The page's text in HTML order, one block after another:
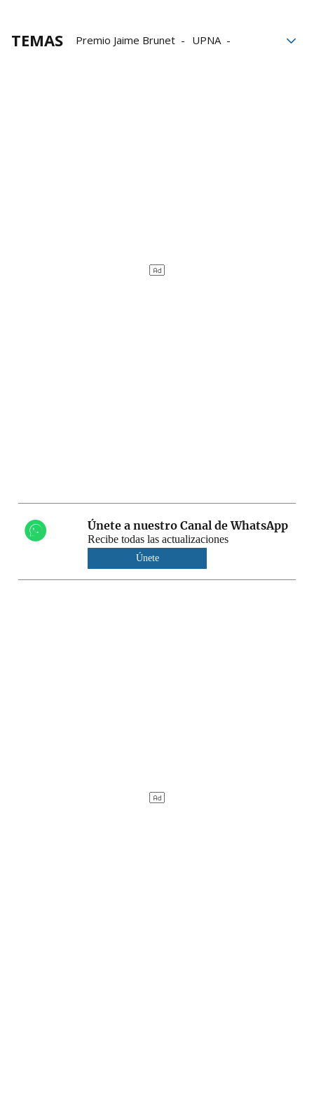
TEMAS Premio Jaime Brunet
UPNA
Únete a nuestro Canal de WhatsApp
Recibe todas las actualizaciones
Únete